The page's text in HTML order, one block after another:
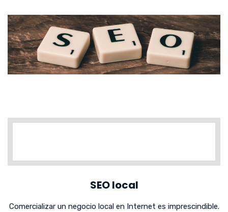
SEO local
Comercializar un negocio local en Internet es imprescindible.